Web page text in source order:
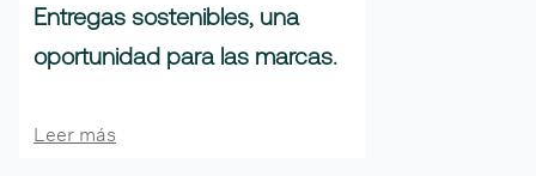
Entregas sostenibles, una
oportunidad para las marcas.
Leer más